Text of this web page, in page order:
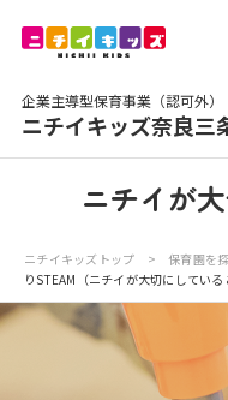
企業主導型保育事業（認可外）
ニチイキッズ奈良三
ニチイが大切にしてい
お食事
保育園見学
ニチイが
ニチイキッズトップ > 保育園を
りSTEAM（ニチイが大切にしている